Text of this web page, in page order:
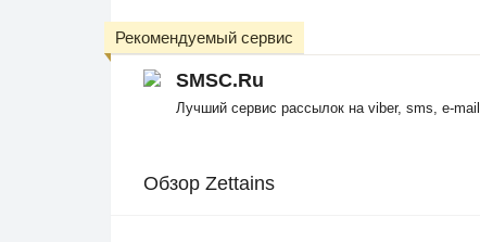
SMSC.Ru
Лучший сервис рассылок на viber, sms, e-mail
Рекомендуемый сервис
Обзор Zettains